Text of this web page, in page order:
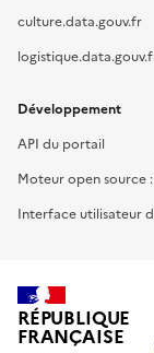
culture.data.gouv.fr
Développement
API du portail
Moteur open source :
Interface utilisateur
RÉPUBLIQUE
FRANÇAISE